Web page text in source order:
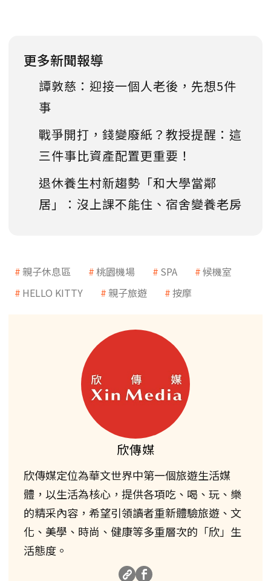
更多新聞報導
譚敦慈：迎接一個人老後，先想5件
事
戰爭開打，錢變廢紙？教授提醒：這
三件事比資產配置更重要！
退休養生村新趨勢「和大學當鄰
居」：沒上課不能住、宿舍變養老房
親子休息區 桃園機場 SPA
候機室
HELLO KITTY
親子旅遊 按摩
欣傳媒
欣傳媒定位為華文世界中第一個旅遊生活媒
體，以生活為核心，提供各項吃、喝、玩、樂
的精采內容，希望引領讀者重新體驗旅遊、文
化、美學、時尚、健康等多重層次的「欣」生
活態度。